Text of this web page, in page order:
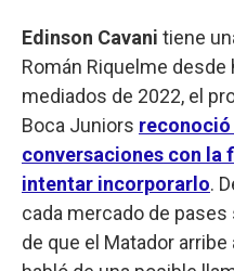
Edinson Cavani tiene
Román Riquelme
mediados de 2022, el
Boca Juniors reconoció
conversaciones con la
intentar incorporarlo.
cada mercado de
de que el Matador